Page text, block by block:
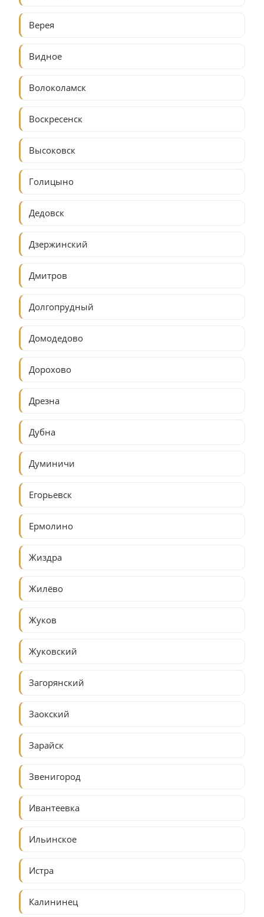
Верея
Видное
Волоколамск
Воскресенск
Высоковск
Голицыно
Дедовск
Дзержинский
Дмитров
Долгопрудный
Домодедово
Дорохово
Дрезна
Дубна
Думиничи
Егорьевск
Ермолино
Жиздра
Жилёво
Жуков
Жуковский
Загорянский
Заокский
Зарайск
Звенигород
Ивантеевка
Ильинское
Истра
Калининец